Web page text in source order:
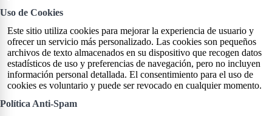
Uso de Cookies
Este sitio utiliza cookies para mejorar la experiencia de usuario y
ofrecer un servicio más personalizado. Las cookies son pequeños
archivos de texto almacenados en su dispositivo que recogen datos
estadísticos de uso y preferencias de navegación, pero no incluyen
información personal detallada. El consentimiento para el uso de
cookies es voluntario y puede ser revocado en cualquier momento.
Política Anti-Spam